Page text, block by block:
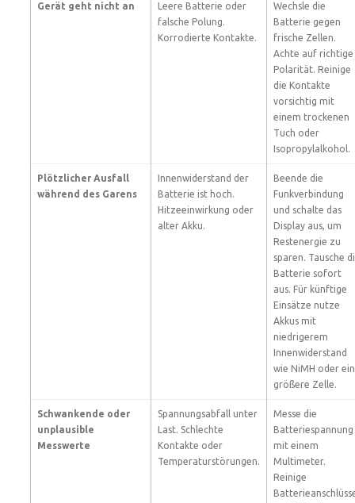
Gerät geht nicht an
Leere Batterie oder
falsche Polung.
Korrodierte Kontakte.
Wechsle die
Batterie gegen
frische Zellen.
Achte auf richtige
Polarität. Reinige
die Kontakte
vorsichtig mit
einem trockenen
Tuch oder
Isopropylalkohol.
Plötzlicher Ausfall
während des Garens
Innenwiderstand der
Batterie ist hoch.
Hitzeeinwirkung oder
alter Akku.
Beende die
Funkverbindung
und schalte das
Display aus, um
Restenergie zu
sparen. Tausche
Batterie sofort
aus. Für künftige
Einsätze nutze
Akkus mit
niedrigerem
Innenwiderstand
wie NiMH oder
größere Zelle.
Schwankende oder
unplausible
Messwerte
Spannungsabfall unter
Last. Schlechte
Kontakte oder
Temperaturstörungen.
Messe die
Batteriespannung
mit einem
Multimeter.
Reinige